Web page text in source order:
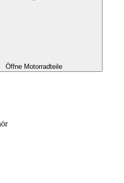
Öffne Motorradteile